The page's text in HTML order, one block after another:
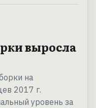
выросла
на
2017 г.
уровень за